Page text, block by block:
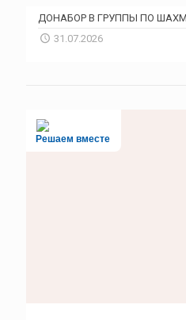
ДОНАБОР В ГРУППЫ ПО
31.07.2026
Решаем вместе